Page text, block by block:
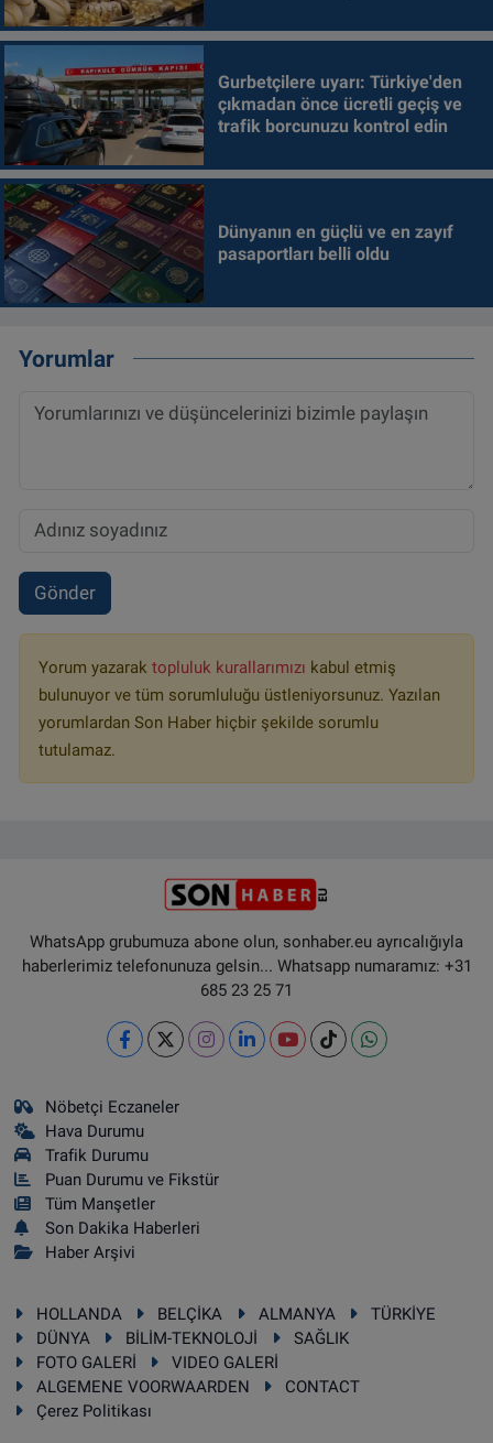
Gurbetçilere uyarı: Türkiye'den
çıkmadan önce ücretli geçiş ve
trafik borcunuzu kontrol edin
Dünyanın en güçlü ve en zayıf
pasaportları belli oldu
Yorumlar
Gönder
Yorum yazarak topluluk kurallarımızı kabul etmiş
bulunuyor ve tüm sorumluluğu üstleniyorsunuz. Yazılan
yorumlardan Son Haber hiçbir şekilde sorumlu
tutulamaz.
WhatsApp grubumuza abone olun, sonhaber.eu ayrıcalığıyla
haberlerimiz telefonunuza gelsin... Whatsapp numaramız: +31
685 23 25 71
Nöbetçi Eczaneler
Hava Durumu
Trafik Durumu
Puan Durumu ve Fikstür
Tüm Manşetler
Son Dakika Haberleri
Haber Arşivi
HOLLANDA BELÇİKA ALMANYA
TÜRKİYE
DÜNYA
BİLİM-TEKNOLOJİ
SAĞLIK
FOTO GALERİ
VIDEO GALERİ
ALGEMENE VOORWAARDEN
CONTACT
Çerez Politikası